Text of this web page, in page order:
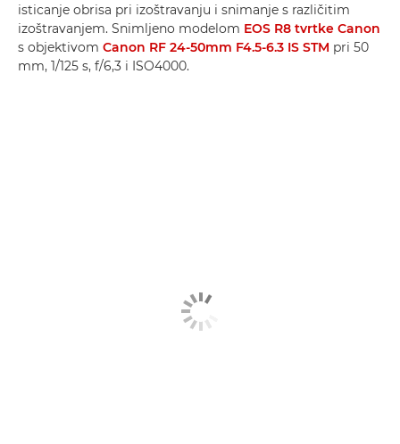
isticanje obrisa pri izoštravanju i snimanje s različitim
izoštravanjem. Snimljeno modelom EOS R8 tvrtke Canon
s objektivom Canon RF 24-50mm F4.5-6.3 IS STM pri 50
mm, 1/125 s, f/6,3 i ISO4000.